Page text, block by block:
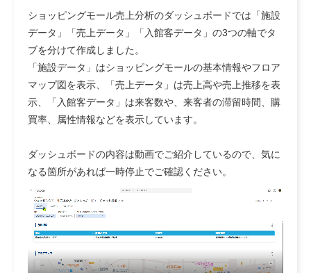
ショッピングモール売上分析のダッシュボードでは「施設
データ」「売上データ」「入館客データ」の3つの軸でタ
ブを分けて作成しました。
「施設データ」はショッピングモールの基本情報やフロア
マップ図を表示、「売上データ」は売上高や売上推移を表
示、「入館客データ」は来客数や、来客者の滞留時間、購
買率、属性情報などを表示しています。
ダッシュボードの内容は動画でご紹介しているので、気に
なる箇所があれば一時停止でご確認ください。